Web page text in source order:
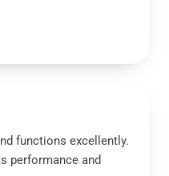
functions excellently.
performance and